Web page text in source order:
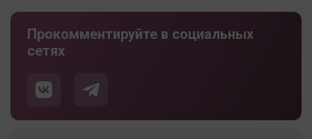
Прокомментируйте в социальных
сетях